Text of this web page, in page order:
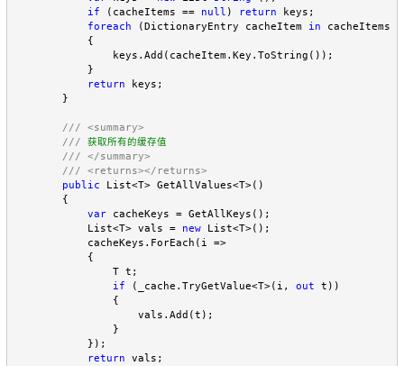
if (cacheItems == null ) return keys;
foreach (DictionaryEntry cacheItem in cacheItems)
            {
                keys.Add(cacheItem.Key.ToString());
            }
return keys;
        }
///
<summary>
/// 获取所有的缓存值
///
</summary>
///
<returns></returns>
public List<T> GetAllValues<T>()
        {
var cacheKeys = GetAllKeys();
            List<T> vals =
new List<T>();
            cacheKeys.ForEach(i =>
            {
                T t;
if (_cache.TryGetValue<T>(i, out t))
                {
                    vals.Add(t);
                }
            });
return vals;